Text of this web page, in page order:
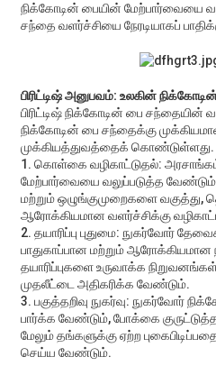
நிக்கோடின் பையின் மேற்பார்வையை
சந்தை வளர்ச்சியை நேரடியாகப்
பிரிட்டிஷ் அனுபவம்: உலகின்
பிரிட்டிஷ் நிக்கோடின் பை
நிக்கோடின் பை சந்தைக்கு முக்கியமான
முக்கியத்துவத்தைக் கொண்டுள்ளது.
1. கொள்கை வழிகாட்டுதல்:
மேற்பார்வையை வலுப்படுத்த
மற்றும் ஒழுங்குமுறைகளை வகுத்து,
ஆரோக்கியமான வளர்ச்சிக்கு
2. தயாரிப்பு புதுமை: நுகர்வோர்
பாதுகாப்பான மற்றும் ஆரோக்கியமான
தயாரிப்புகளை உருவாக்க
முதலீட்டை அதிகரிக்க வேண்டும்.
3. பகுத்தறிவு நுகர்வு: நுகர்வோர்
பார்க்க வேண்டும், போக்கை
மேலும் தங்களுக்கு ஏற்ற
செய்ய வேண்டும்.